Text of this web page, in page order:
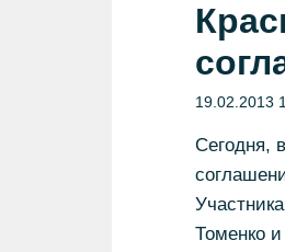
19.02.2013
Сегодня,
Томенко